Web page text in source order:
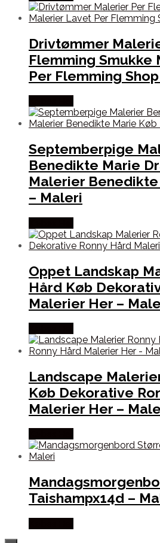
Drivtømmer
Flemming Smukke
Per Flemming
Septemberpige
Benedikte Marie
Malerier
– Maleri
Oppet Landskap
Hård Køb
Malerier Her –
Landscape
Køb Dekorative
Malerier Her –
Taishampx14d –